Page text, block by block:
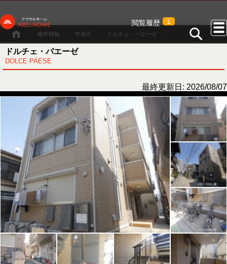
閲覧履歴 1
物件情報 中央区 ドルチェ・パエーゼ
ドルチェ・パエーゼ
DOLCE PAESE
最終更新日: 2026/08/07